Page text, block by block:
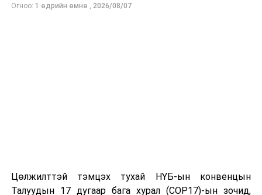
ӨМНӨХ МЭДЭЭ
Огноо: 1 өдрийн өмнө , 2026/08/07
Цөлжилттэй тэмцэх тухай НҮБ-ын конвенцын
Талуудын 17 дугаар бага хурал (COP17)-ын зочид,